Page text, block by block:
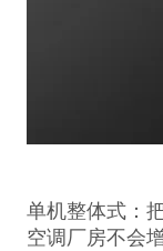
单机整体式：
空调厂房不会